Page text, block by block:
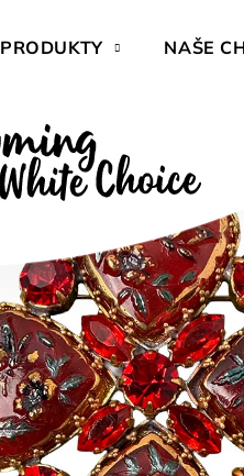
PRODUKTY NAŠE